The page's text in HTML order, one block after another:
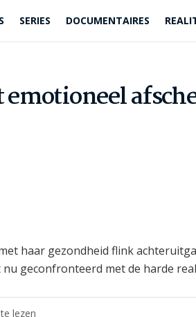
SERIES DOCUMENTAIRES
haar gezondheid flink
geconfronteerd met de harde
lezen